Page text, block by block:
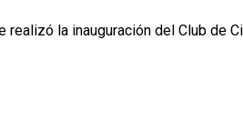
la inauguración del Club de